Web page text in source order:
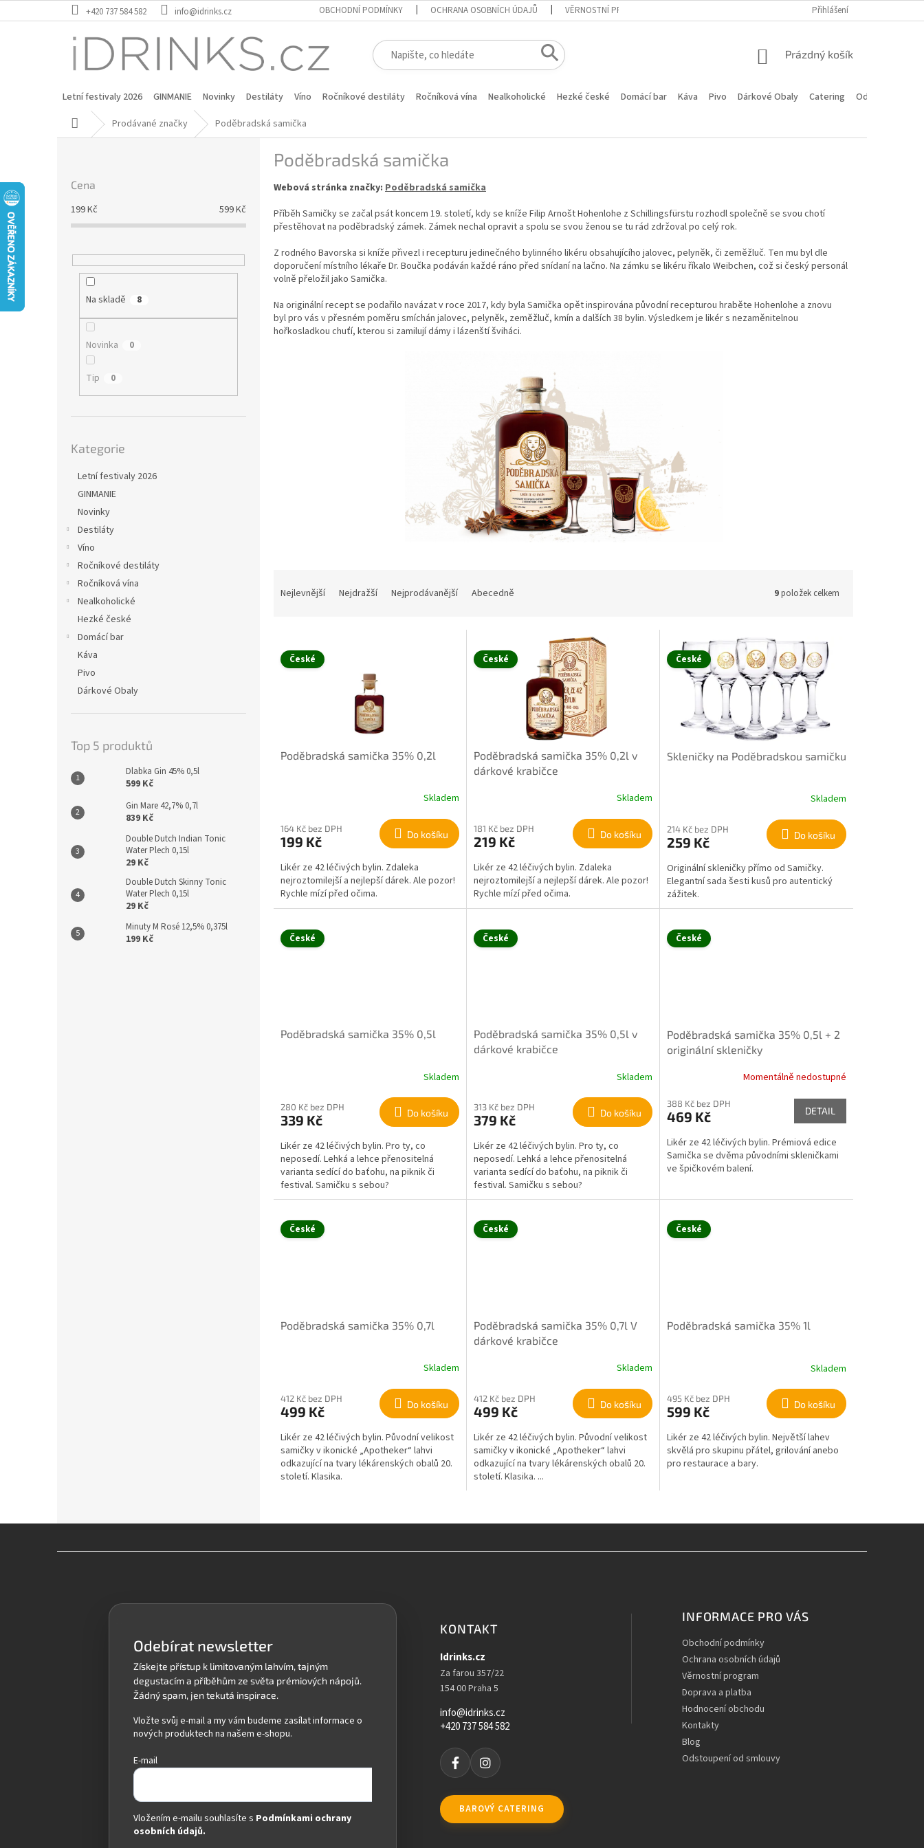
na
+420 737 584 582 info@idrinks.cz OBCHODNÍ PODMÍNKY OCHRANA OSOBNÍCH ÚDAJŮ VĚRNOSTNÍ PROGRAM HODNOCENÍ OBCHODU
Přihlášení
NÁKUPNÍ
Prázdný košík
Letní festivaly 2026 GINMANIE Novinky Destiláty Víno Ročníkové destiláty Ročníková vína Nealkoholické Hezké české Domácí bar Káva Pivo Dárkové Obaly Catering
Odstoupení od
Domů Prodávané značky Poděbradská samička
Cena
199Kč 599Kč
Na skladě 8
Novinka 0
Tip 0
kategorie
Kategorie
Letní festivaly 2026
GINMANIE
Novinky
Destiláty
Víno
Ročníkové destiláty
Ročníková vína
Nealkoholické
Hezké české
Domácí bar
Káva
Pivo
Dárkové Obaly
Top 5 produktů
Dlabka Gin 45% 0,5l
599 Kč
Gin Mare 42,7% 0,7l
839 Kč
Double Dutch Indian Tonic
Water Plech 0,15l
29 Kč
Double Dutch Skinny Tonic
Water Plech 0,15l
29 Kč
Minuty M Rosé 12,5% 0,375l
199 Kč
Poděbradská samička
Webová stránka značky: Poděbradská samička
Příběh Samičky se začal psát koncem 19. století, kdy se kníže Filip Arnošt Hohenlohe z Schillingsfürstu rozhodl společně se svou chotí
přestěhovat na poděbradský zámek. Zámek nechal opravit a spolu se svou ženou se tu rád zdržoval po celý rok.
Z rodného Bavorska si kníže přivezl i recepturu jedinečného bylinného likéru obsahujícího jalovec, pelyněk, či zeměžluč. Ten mu byl dle
doporučení místního lékaře Dr. Boučka podáván každé ráno před snídaní na lačno. Na zámku se likéru říkalo Weibchen, což si český personál
volně přeložil jako Samička.
Na originální recept se podařilo navázat v roce 2017, kdy byla Samička opět inspirována původní recepturou hraběte Hohenlohe a znovu
bylpro vás v přesném poměru smíchán jalovec, pelyněk, zeměžluč, kmín a dalších 38 bylin. Výsledkem je likér s nezaměnitelnou
hořkosladkou chuťí, kterou si zamilují dámy i lázenští šviháci.
p
Nejlevnější Nejdražší Nejprodávanější Abecedně 9položek celkem
p
České
Poděbradská samička 35% 0,2l
Skladem
164 Kč bez DPH
199 Kč Do košíku
Likér ze 42 léčivých bylin. Zdaleka
nejroztomilejší a nejlepší dárek. Ale pozor!
Rychle mízí před očima.
České
Poděbradská samička 35% 0,2l v
dárkové krabičce
Skladem
181 Kč bez DPH
219 Kč Do košíku
Likér ze 42 léčivých bylin. Zdaleka
nejroztomilejší a nejlepší dárek. Ale pozor!
Rychle mízí před očima.
České
Skleničky na Poděbradskou samičku
Skladem
214 Kč bez DPH
259 Kč Do košíku
Originální skleničky přímo od Samičky.
Elegantní sada šesti kusů pro autentický
zážitek.
České
Poděbradská samička 35% 0,5l
Skladem
280 Kč bez DPH
339 Kč Do košíku
Likér ze 42 léčivých bylin. Pro ty, co
neposedí. Lehká a lehce přenositelná
varianta sedící do baťohu, na piknik či
festival. Samičku s sebou?
České
Poděbradská samička 35% 0,5l v
dárkové krabičce
Skladem
313 Kč bez DPH
379 Kč Do košíku
Likér ze 42 léčivých bylin. Pro ty, co
neposedí. Lehká a lehce přenositelná
varianta sedící do baťohu, na piknik či
festival. Samičku s sebou?
České
Poděbradská samička 35% 0,5l + 2
originální skleničky
Momentálně nedostupné
388 Kč bez DPH
469 Kč DETAIL
Likér ze 42 léčivých bylin. Prémiová edice
Samička se dvěma původními skleničkami
ve špičkovém balení.
České
Poděbradská samička 35% 0,7l
Skladem
412 Kč bez DPH
499 Kč Do košíku
Likér ze 42 léčivých bylin. Původní velikost
samičky v ikonické „Apotheker“ lahvi
odkazující na tvary lékárenských obalů 20.
století. Klasika.
České
Poděbradská samička 35% 0,7l V
dárkové krabičce
Skladem
412 Kč bez DPH
499 Kč Do košíku
Likér ze 42 léčivých bylin. Původní velikost
samičky v ikonické „Apotheker“ lahvi
odkazující na tvary lékárenských obalů 20.
století. Klasika. ...
České
Poděbradská samička 35% 1l
Skladem
495 Kč bez DPH
599 Kč Do košíku
Likér ze 42 léčivých bylin. Největší lahev
skvělá pro skupinu přátel, grilování anebo
pro restaurace a bary.
v
á
Odebírat newsletter
Vložte svůj e-mail a my vám budeme zasílat informace o
nových produktech na našem e-shopu.
E-mail
Vložením e-mailu souhlasíte s Podmínkami ochrany
osobních údajů.
KONTAKT
Idrinks.cz
Za farou 357/22
154 00 Praha 5
info@idrinks.cz
+420 737 584 582
BAROVÝ CATERING
INFORMACE PRO VÁS
Obchodní podmínky
Ochrana osobních údajů
Věrnostní program
Doprava a platba
Hodnocení obchodu
Kontakty
Blog
Odstoupení od smlouvy